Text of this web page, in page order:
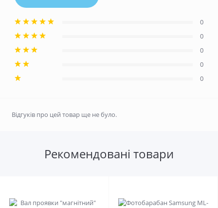
0
0
0
0
0
Відгуків про цей товар ще не було.
Рекомендовані товари